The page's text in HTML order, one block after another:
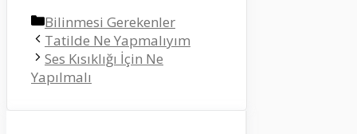
Kategoriler
Bilinmesi Gerekenler
Tatilde Ne Yapmalıyım
Ses Kısıklığı İçin Ne
Yapılmalı